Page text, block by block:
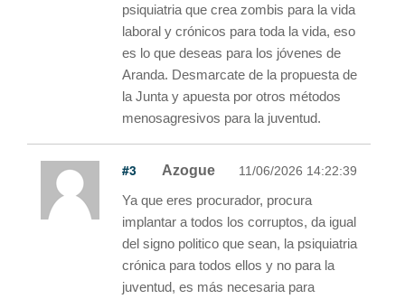
psiquiatria que crea zombis para la vida
laboral y crónicos para toda la vida, eso
es lo que deseas para los jóvenes de
Aranda. Desmarcate de la propuesta de
la Junta y apuesta por otros métodos
menosagresivos para la juventud.
#3 Azogue 11/06/2026 14:22:39
Ya que eres procurador, procura
implantar a todos los corruptos, da igual
del signo politico que sean, la psiquiatria
crónica para todos ellos y no para la
juventud, es más necesaria para